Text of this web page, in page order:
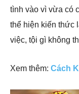
tình vào vì vừa có
thể hiện kiến thức
việc, tội gì không
Xem thêm: Cách